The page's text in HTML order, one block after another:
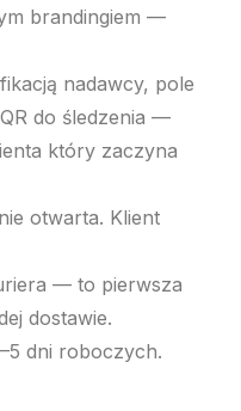
brandingiem —
nadawcy, pole
do śledzenia —
który zaczyna
otwarta. Klient
— to pierwsza
dostawie.
dni roboczych.